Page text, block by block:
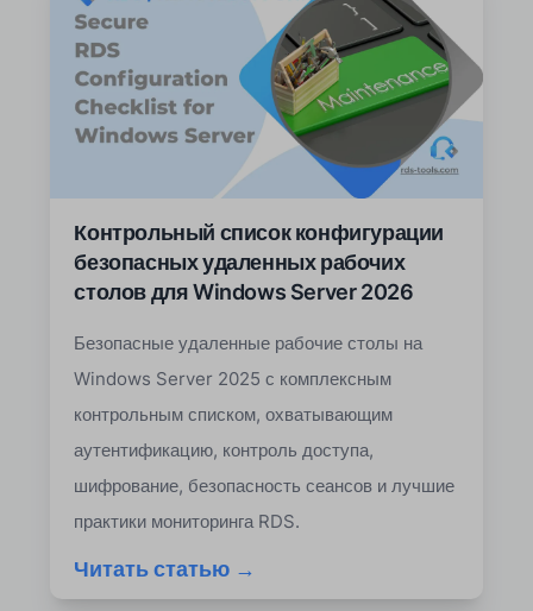
Контрольный список конфигурации
безопасных удаленных рабочих
столов для Windows Server 2026
Безопасные удаленные рабочие столы на
Windows Server 2025 с комплексным
контрольным списком, охватывающим
аутентификацию, контроль доступа,
шифрование, безопасность сеансов и лучшие
практики мониторинга RDS.
Читать статью →